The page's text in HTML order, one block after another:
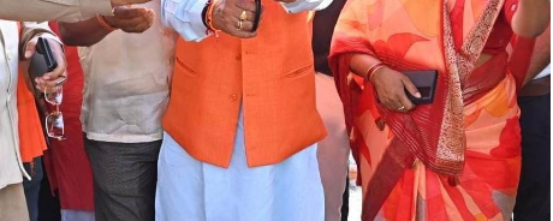
लागत
से
बनाई
गई
पर्यावरण
वाटिका…